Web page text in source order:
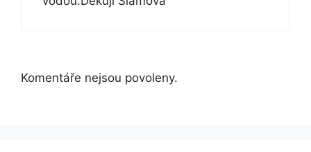
Komentáře nejsou povoleny.